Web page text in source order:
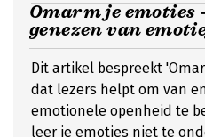
Omarm je emoties
genezen van
Dit artikel bespreekt
dat lezers helpt om van
emotionele openheid te
leer je emoties niet te